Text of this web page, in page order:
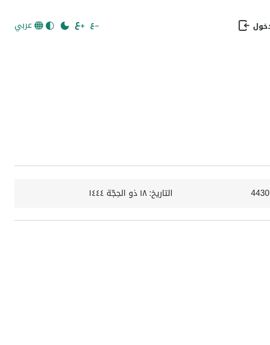
عربي
التاريخ:١٨ ذو الحِجّة ١٤٤٤